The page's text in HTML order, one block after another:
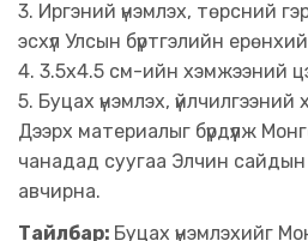
3. Иргэний үнэмлэх, төрсний
эсхүл Улсын бүртгэлийн
4. 3.5х4.5 см-ийн хэмжээний
5. Буцах үнэмлэх,
Дээрх материалыг бүрдүүлж
чанадад суугаа Элчин
авчирна.
Тайлбар: Буцах үнэмлэхийг